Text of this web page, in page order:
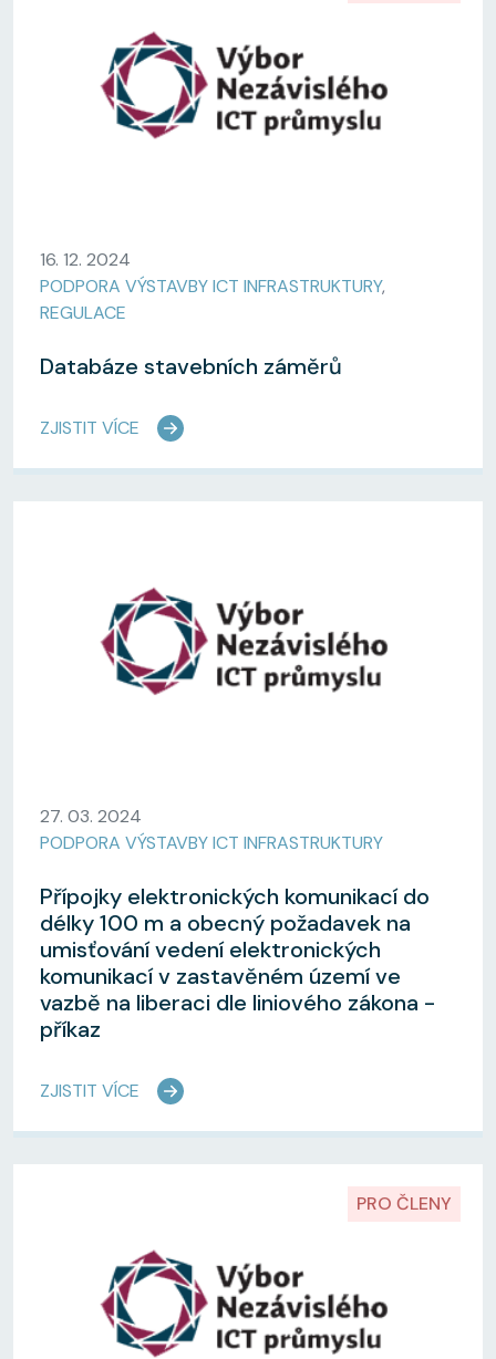
16. 12. 2024
PODPORA VÝSTAVBY ICT INFRASTRUKTURY,
REGULACE
Databáze stavebních záměrů
ZJISTIT VÍCE
27. 03. 2024
PODPORA VÝSTAVBY ICT INFRASTRUKTURY
Přípojky elektronických komunikací do
délky 100 m a obecný požadavek na
umisťování vedení elektronických
komunikací v zastavěném území ve
vazbě na liberaci dle liniového zákona -
příkaz
ZJISTIT VÍCE
PRO ČLENY